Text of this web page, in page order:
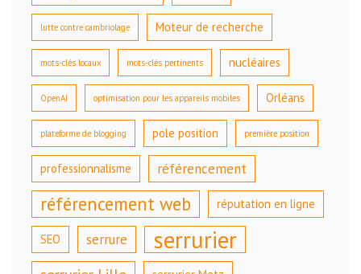
lutte contre cambriolage Moteur de recherche
mots-clés locaux mots-clés pertinents nucléaires
OpenAI optimisation pour les appareils mobiles Orléans
plateforme de blogging pole position première position
professionnalisme référencement
référencement web réputation en ligne
SEO serrure serrurier